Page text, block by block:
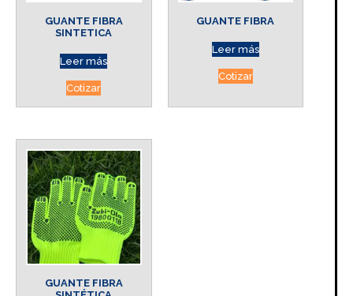
GUANTE FIBRA
SINTETICA
Leer más
Cotizar
GUANTE FIBRA
Leer más
Cotizar
GUANTE FIBRA